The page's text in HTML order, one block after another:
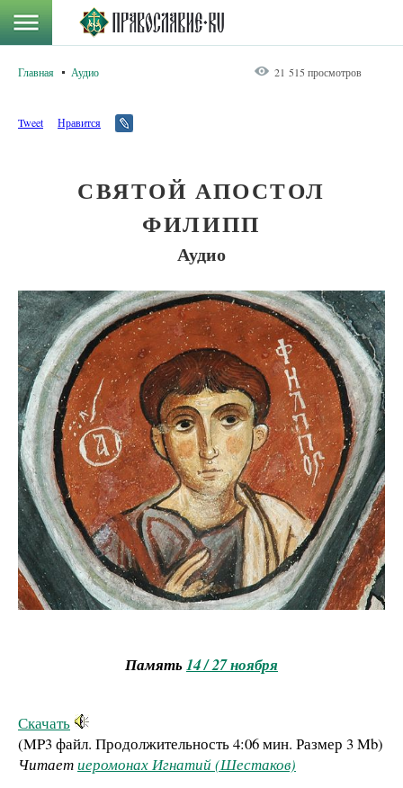
Главная Аудио 21 515 просмотров
Tweet Нравится
СВЯТОЙ АПОСТОЛ
ФИЛИПП
Аудио
Память14 / 27 ноября
Скачать
(MP3 файл. Продолжительность4:06 мин. Размер 3 Mb)
Читаетиеромонах Игнатий (Шестаков)